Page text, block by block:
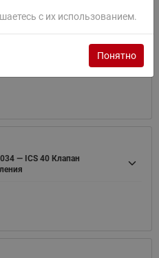
— ICS 40 Клапан
с их использованием.
Понятно